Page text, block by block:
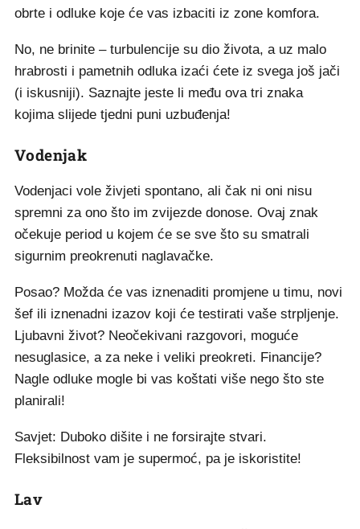
obrte i odluke koje će vas izbaciti iz zone komfora.
No, ne brinite – turbulencije su dio života, a uz malo
hrabrosti i pametnih odluka izaći ćete iz svega još jači
(i iskusniji). Saznajte jeste li među ova tri znaka
kojima slijede tjedni puni uzbuđenja!
Vodenjak
Vodenjaci vole živjeti spontano, ali čak ni oni nisu
spremni za ono što im zvijezde donose. Ovaj znak
očekuje period u kojem će se sve što su smatrali
sigurnim preokrenuti naglavačke.
Posao? Možda će vas iznenaditi promjene u timu, novi
šef ili iznenadni izazov koji će testirati vaše strpljenje.
Ljubavni život? Neočekivani razgovori, moguće
nesuglasice, a za neke i veliki preokreti. Financije?
Nagle odluke mogle bi vas koštati više nego što ste
planirali!
Savjet: Duboko dišite i ne forsirajte stvari.
Fleksibilnost vam je supermoć, pa je iskoristite!
Lav